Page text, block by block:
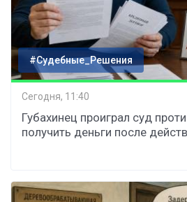
#Судебные_Решения
Сегодня, 11:40
Губахинец проиграл суд
получить деньги после